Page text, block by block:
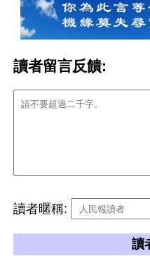
讀者留言反饋:
讀者暱稱:
讀